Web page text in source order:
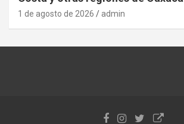
1 de agosto de 2026 admin